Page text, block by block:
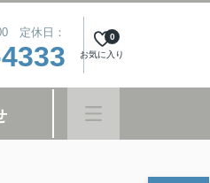
定休日：
お気に入り
0